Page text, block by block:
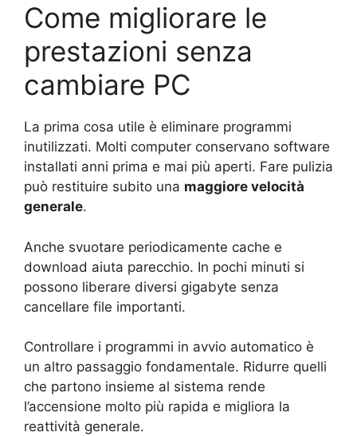
Come migliorare le
prestazioni senza
cambiare PC
La prima cosa utile è eliminare programmi
inutilizzati. Molti computer conservano software
installati anni prima e mai più aperti. Fare pulizia
può restituire subito una maggiore velocità
generale.
Anche svuotare periodicamente cache e
download aiuta parecchio. In pochi minuti si
possono liberare diversi gigabyte senza
cancellare file importanti.
Controllare i programmi in avvio automatico è
un altro passaggio fondamentale. Ridurre quelli
che partono insieme al sistema rende
l’accensione molto più rapida e migliora la
reattività generale.